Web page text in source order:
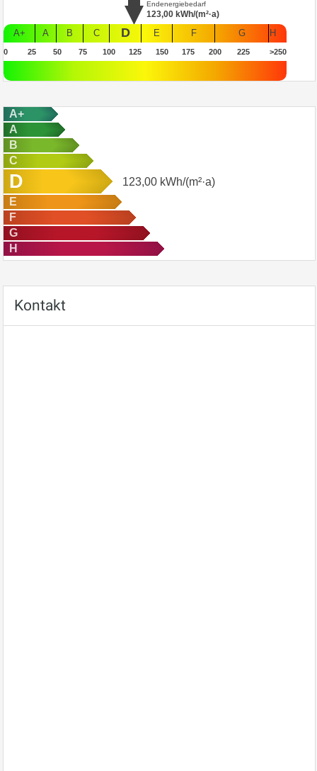
Endenergiebedarf
123,00 kWh/(m²·a)
A+
A B C D E F G H
0 25 50 75 100 125 150 175 200 225 >250
A+
A
B
C
D 123,00 kWh/(m²·a)
E
F
G
H
Kontakt